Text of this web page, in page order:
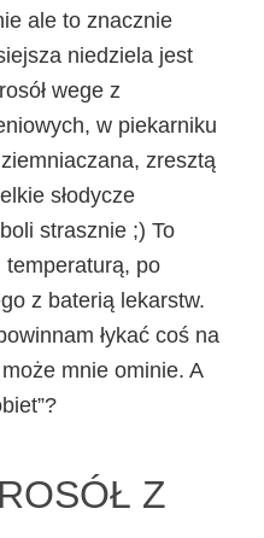
ale to znacznie
niedziela jest
wege z
w piekarniku
zresztą
słodycze
strasznie ;) To
po
z baterią lekarstw.
łykać coś na
mnie ominie. A
Z